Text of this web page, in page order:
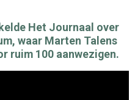
Het Journaal over
waar Marten Talens
ruim 100 aanwezigen.